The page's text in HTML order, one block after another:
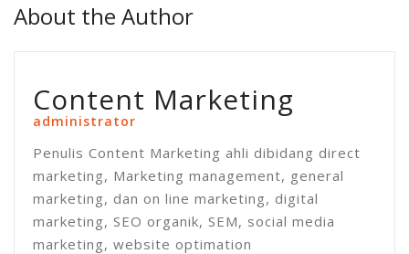
About the Author
Content Marketing
administrator
Penulis Content Marketing ahli dibidang direct
marketing, Marketing management, general
marketing, dan on line marketing, digital
marketing, SEO organik, SEM, social media
marketing, website optimation